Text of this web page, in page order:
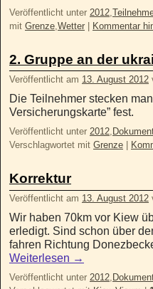
Veröffentlicht unter 2012
mit Grenze Wetter | Kommentar
2. Gruppe an der
Veröffentlicht am 13. August 2012
Die Teilnehmer stecken
Versicherungskarte” fest.
Veröffentlicht unter 2012
Verschlagwortet mit Grenze
Korrektur
Veröffentlicht am 13. August 2012
Wir haben 70km vor Kiew
erledigt. Sind schon über
fahren Richtung
Weiterlesen →
Veröffentlicht unter 2012,